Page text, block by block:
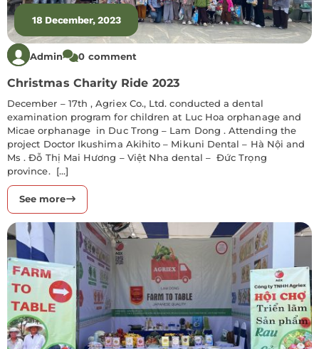
18 December, 2023
Admin 0 comment
Christmas Charity Ride 2023
December – 17th , Agriex Co., Ltd. conducted a dental
examination program for children at Luc Hoa orphanage and
Micae orphanage in Duc Trong – Lam Dong . Attending the
project Doctor Ikushima Akihito – Mikuni Dental – Hà Nội and
Ms . Đỗ Thị Mai Hương – Việt Nha dental – Đức Trọng
province. […]
See more